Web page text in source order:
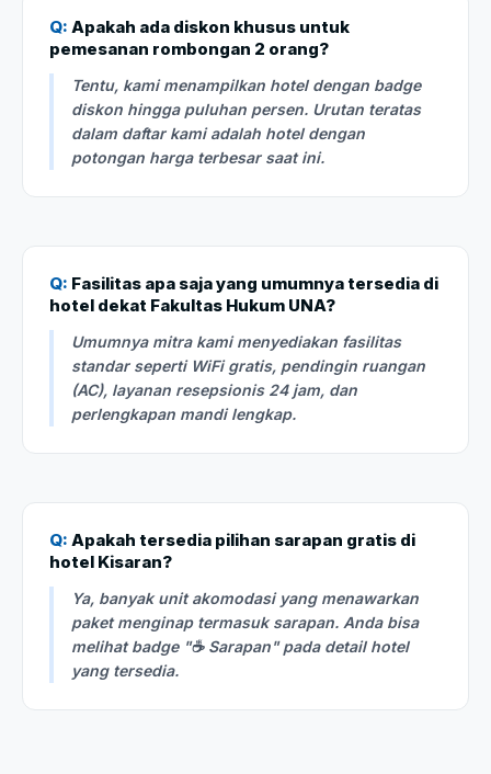
Q: Apakah ada diskon khusus untuk
pemesanan rombongan 2 orang?
Tentu, kami menampilkan hotel dengan badge
diskon hingga puluhan persen. Urutan teratas
dalam daftar kami adalah hotel dengan
potongan harga terbesar saat ini.
Q: Fasilitas apa saja yang umumnya tersedia di
hotel dekat Fakultas Hukum UNA?
Umumnya mitra kami menyediakan fasilitas
standar seperti WiFi gratis, pendingin ruangan
(AC), layanan resepsionis 24 jam, dan
perlengkapan mandi lengkap.
Q: Apakah tersedia pilihan sarapan gratis di
hotel Kisaran?
Ya, banyak unit akomodasi yang menawarkan
paket menginap termasuk sarapan. Anda bisa
melihat badge "☕ Sarapan" pada detail hotel
yang tersedia.